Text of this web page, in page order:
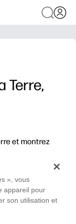
Terre,
et montrez
», vous
appareil pour
son utilisation et